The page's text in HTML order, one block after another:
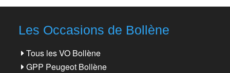
Les Occasions de Bollène
Tous les VO Bollène
GPP Peugeot Bollène